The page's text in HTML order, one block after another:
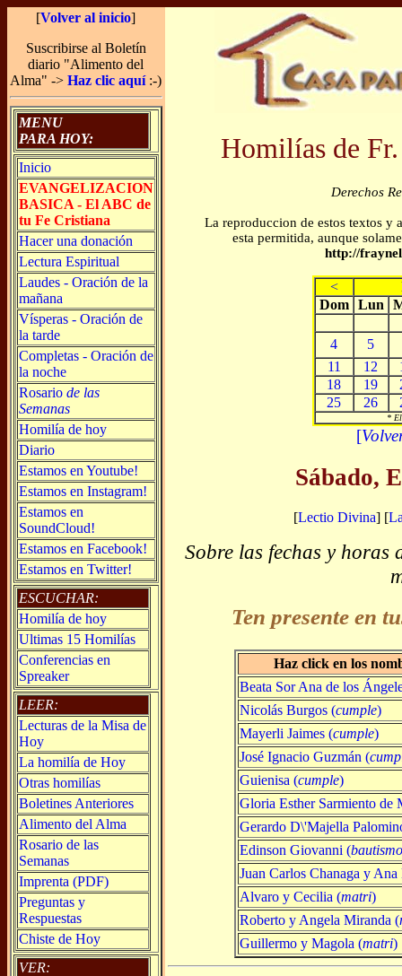
[Volver al inicio]
Suscribirse al Boletín
diario "Alimento del
Alma" ->Haz clic aquí:-)
MENU
PARA HOY:
Inicio
EVANGELIZACION
BASICA - El ABC de
tu Fe Cristiana
Hacer una donación
Lectura Espiritual
Laudes - Oración de la
mañana
Vísperas - Oración de
la tarde
Completas - Oración de
la noche
Rosario de las
Semanas
Homilía de hoy
Diario
Estamos en Youtube!
Estamos en Instagram!
Estamos en
SoundCloud!
Estamos en Facebook!
Estamos en Twitter!
ESCUCHAR:
Homilía de hoy
Ultimas 15 Homilías
Conferencias en
Spreaker
LEER:
Lecturas de la Misa de
Hoy
La homilía de Hoy
Otras homilías
Boletines Anteriores
Alimento del Alma
Rosario de las
Semanas
Imprenta (PDF)
Preguntas y
Respuestas
Chiste de Hoy
VER:
Homilías de
Derechos
La reproduccion de estos textos y
esta permitida, aunque
http://
<
Dom Lun
4
5
11
12
18
19
25
26
*
[
Sábado,
[Lectio Divina] [
Sobre las fechas y horas
Ten presente en
Haz click en los
Beata Sor Ana de los
Nicolás Burgos (cumple)
Mayerli Jaimes (cumple)
José Ignacio Guzmán (
Guienisa (cumple)
Gloria Esther Sarmiento de
Gerardo D\'Majella
Edinson Giovanni (
Juan Carlos Chanaga y
Alvaro y Cecilia (matri)
Roberto y Angela Miranda (
Guillermo y Magola (matri)